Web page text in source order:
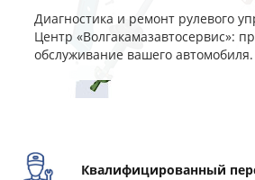
Диагностика и ремонт рулевого
Центр «Волгакамазавтосервис»:
обслуживание вашего автомобиля.
Квалифицированный